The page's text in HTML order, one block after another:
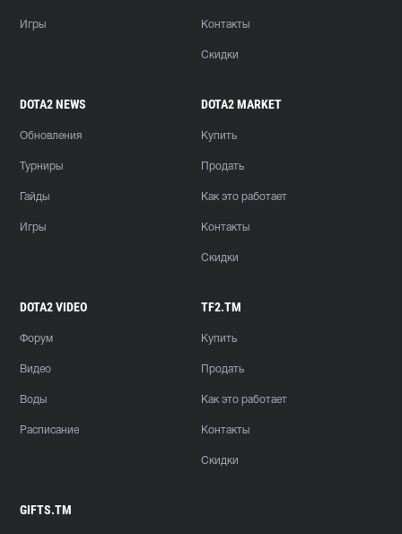
Игры Контакты
Скидки
DOTA2 NEWS
Обновления
Турниры
Гайды
Игры
DOTA2 MARKET
Купить
Продать
Как это работает
Контакты
Скидки
DOTA2 VIDEO
Форум
Видео
Воды
Расписание
TF2.TM
Купить
Продать
Как это работает
Контакты
Скидки
GIFTS.TM